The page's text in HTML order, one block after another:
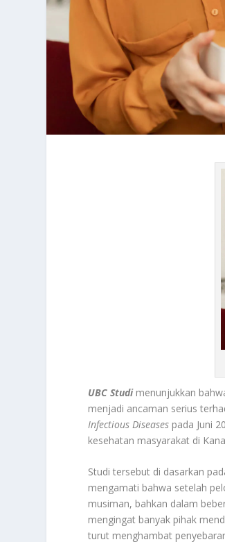
UBC Studimenunjukkan
menjadi ancaman serius
Infectious Diseases pada Juni
kesehatan masyarakat di
Studi tersebut di dasarkan
mengamati bahwa setelah
musiman, bahkan dalam
mengingat banyak pihak
turut menghambat